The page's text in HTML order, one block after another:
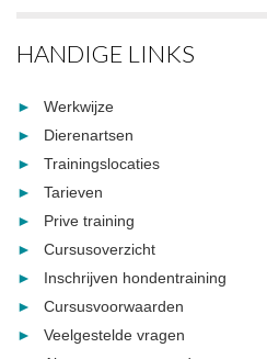
HANDIGE LINKS
Werkwijze
Dierenartsen
Trainingslocaties
Tarieven
Prive training
Cursusoverzicht
Inschrijven hondentraining
Cursusvoorwaarden
Veelgestelde vragen